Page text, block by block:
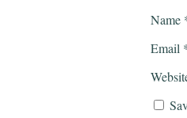
Name
Email